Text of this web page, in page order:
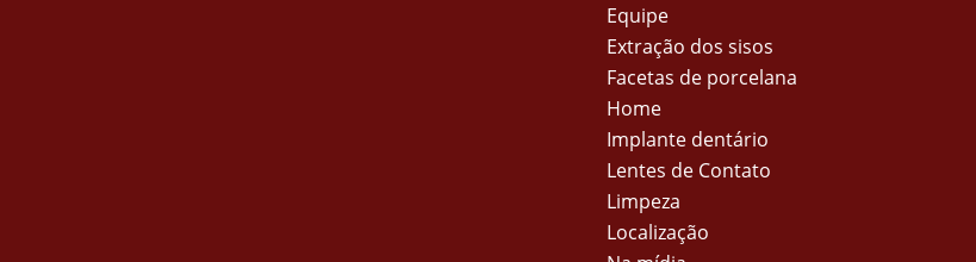
Equipe
Extração dos sisos
Facetas de porcelana
Home
Implante dentário
Lentes de Contato
Limpeza
Localização